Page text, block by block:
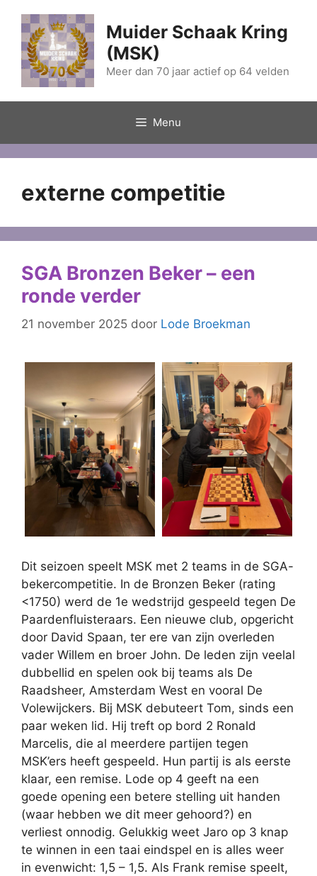
naar
inhoud
Muider Schaak Kring
(MSK)
Meer dan 70 jaar actief op 64 velden
Menu
externe competitie
SGA Bronzen Beker – een
ronde verder
21 november 2025 door Lode Broekman
Dit seizoen speelt MSK met 2 teams in de SGA-
bekercompetitie. In de Bronzen Beker (rating
<1750) werd de 1e wedstrijd gespeeld tegen De
Paardenfluisteraars. Een nieuwe club, opgericht
door David Spaan, ter ere van zijn overleden
vader Willem en broer John. De leden zijn veelal
dubbellid en spelen ook bij teams als De
Raadsheer, Amsterdam West en vooral De
Volewijckers. Bij MSK debuteert Tom, sinds een
paar weken lid. Hij treft op bord 2 Ronald
Marcelis, die al meerdere partijen tegen
MSK’ers heeft gespeeld. Hun partij is als eerste
klaar, een remise. Lode op 4 geeft na een
goede opening een betere stelling uit handen
(waar hebben we dit meer gehoord?) en
verliest onnodig. Gelukkig weet Jaro op 3 knap
te winnen in een taai eindspel en is alles weer
in evenwicht: 1,5 – 1,5. Als Frank remise speelt,